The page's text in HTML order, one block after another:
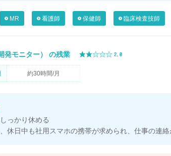
MR 看護師 保健師 臨床検査技師
発モニター） の残業
約30時間/月
っかり休める
休日中も社用スマホの携帯が求められ、仕事の連